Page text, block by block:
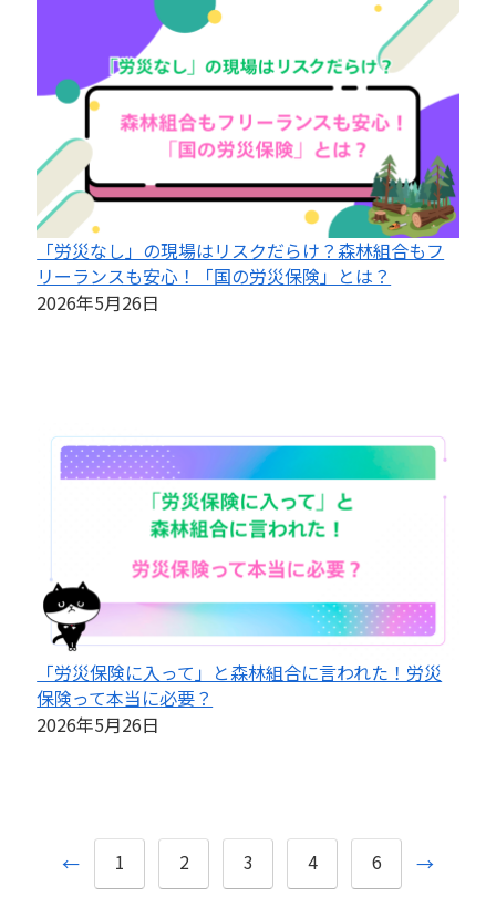
「労災なし」の現場はリスクだらけ？森林組合もフ
リーランスも安心！「国の労災保険」とは？
2026年5月26日
「労災保険に入って」と森林組合に言われた！労災
保険って本当に必要？
2026年5月26日
← 1 2 3 4 6 →